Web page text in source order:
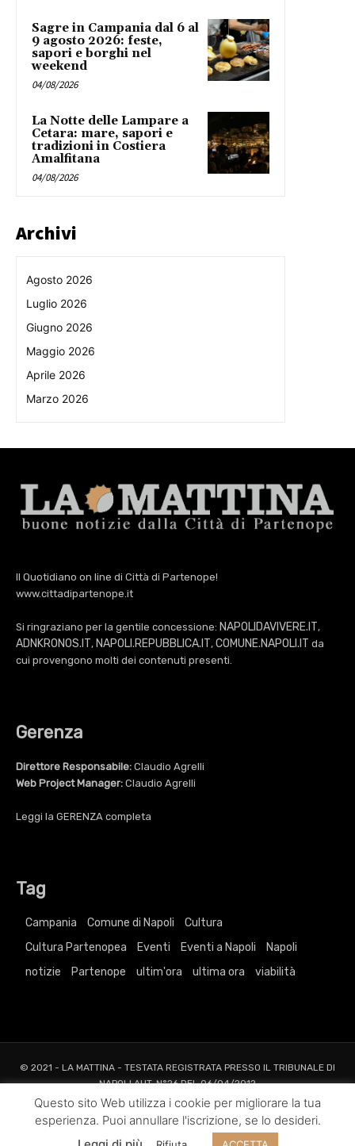
Sagre in Campania dal 6 al
9 agosto 2026: feste,
sapori e borghi nel
weekend
04/08/2026
La Notte delle Lampare a
Cetara: mare, sapori e
tradizioni in Costiera
Amalfitana
04/08/2026
Archivi
Agosto 2026
Luglio 2026
Giugno 2026
Maggio 2026
Aprile 2026
Marzo 2026
Il Quotidiano on line di Città di Partenope!
www.cittadipartenope.it
Si ringraziano per la gentile concessione: NAPOLIDAVIVERE.IT,
ADNKRONOS.IT, NAPOLI.REPUBBLICA.IT, COMUNE.NAPOLI.IT da
cui provengono molti dei contenuti presenti.
Gerenza
Direttore Responsabile: Claudio Agrelli
Web Project Manager: Claudio Agrelli
Leggi la GERENZA completa
Tag
Campania Comune di Napoli
Cultura
Cultura Partenopea
Eventi Eventi a Napoli
Napoli
notizie
Partenope ultim'ora ultima ora viabilità
© 2021 - LA MATTINA - TESTATA REGISTRATA PRESSO IL TRIBUNALE DI
NAPOLI AUT. N°26 DEL 06/04/2012
ALL RIGHTS RESERVED TO AGRELLI&BASTA SRL |Privacy|Cookie|
Societari
Pubblicità Grafica
Questo sito Web utilizza i cookie per migliorare la tua
esperienza. Puoi annullare l'iscrizione, se lo desideri.